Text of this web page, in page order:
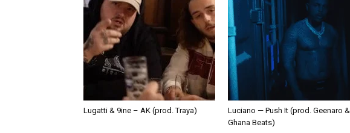
Lugatti & 9ine – AK (prod. Traya)
Luciano — Push It (prod. Geenaro &
Ghana Beats)